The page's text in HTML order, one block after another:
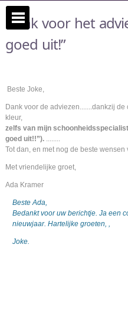
Dank voor het
goed uit!”
Beste Joke,
Dank voor de adviezen.......dankzij
kleur,
zelfs van mijn
goed uit!!”).........
Tot dan, en met nog de beste wensen
Met vriendelijke groet,
Ada Kramer
Beste Ada,
Bedankt voor uw berichtje. Ja een
nieuwjaar. Hartelijke groeten, ,
Joke.